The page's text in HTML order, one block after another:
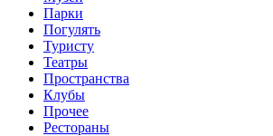
Парки
Погулять
Туристу
Театры
Пространства
Клубы
Прочее
Рестораны